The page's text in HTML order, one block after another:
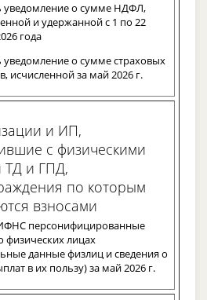
уведомление о сумме НДФЛ,
и удержанной с 1 по 22
года
уведомление о сумме страховых
исчисленной за май 2026 г.
и ИП,
с физическими
ТД и ГПД,
по которым
взносами
персонифицированные
физических лицах
данные физлиц и сведения о
в их пользу) за май 2026 г.